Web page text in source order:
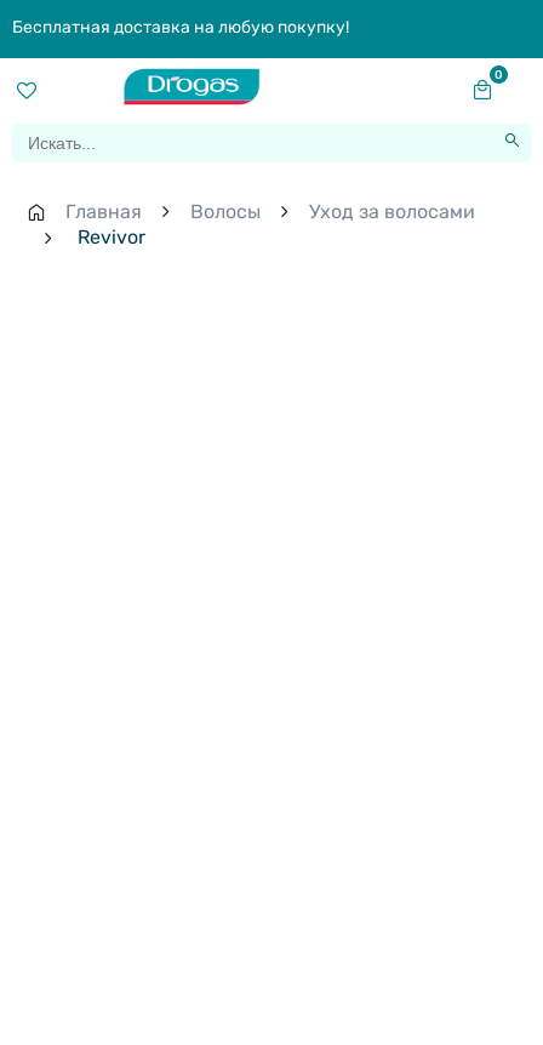
Бесплатная доставка на любую покупку!
0
Главная Волосы
Уход за волосами
Revivor